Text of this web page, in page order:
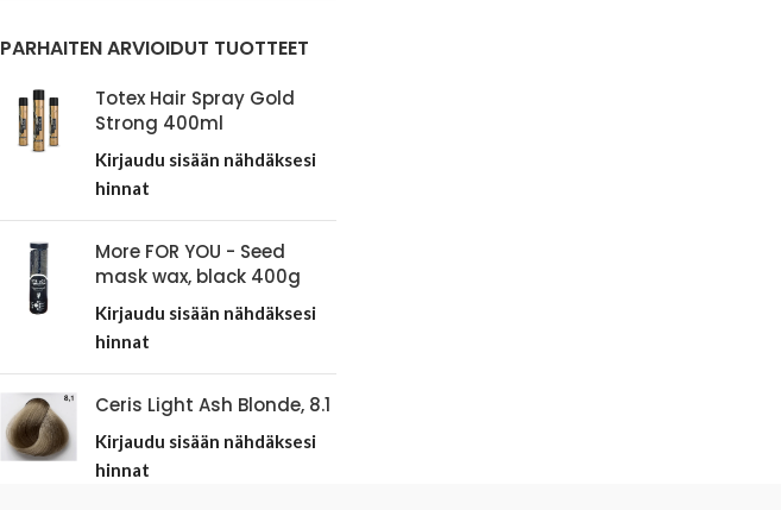
PARHAITEN ARVIOIDUT TUOTTEET
Totex Hair Spray Gold
Strong 400ml
Kirjaudu sisään nähdäksesi
hinnat
More FOR YOU - Seed
mask wax, black 400g
Kirjaudu sisään nähdäksesi
hinnat
Ceris Light Ash Blonde, 8.1
Kirjaudu sisään nähdäksesi
hinnat